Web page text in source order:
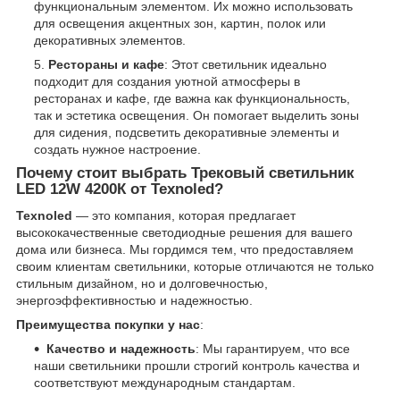
функциональным элементом. Их можно использовать
для освещения акцентных зон, картин, полок или
декоративных элементов.
Рестораны и кафе: Этот светильник идеально
подходит для создания уютной атмосферы в
ресторанах и кафе, где важна как функциональность,
так и эстетика освещения. Он помогает выделить зоны
для сидения, подсветить декоративные элементы и
создать нужное настроение.
Почему стоит выбрать Трековый светильник
LED 12W 4200К от Texnoled?
Texnoled — это компания, которая предлагает
высококачественные светодиодные решения для вашего
дома или бизнеса. Мы гордимся тем, что предоставляем
своим клиентам светильники, которые отличаются не только
стильным дизайном, но и долговечностью,
энергоэффективностью и надежностью.
Преимущества покупки у нас:
Качество и надежность: Мы гарантируем, что все
наши светильники прошли строгий контроль качества и
соответствуют международным стандартам.